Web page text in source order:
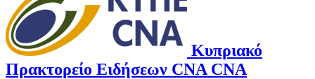
Κυπριακό
Πρακτορείο Ειδήσεων CNA CNA